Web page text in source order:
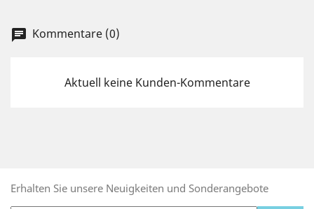
chat Kommentare (0)
Aktuell keine Kunden-Kommentare
Erhalten Sie unsere Neuigkeiten und Sonderangebote